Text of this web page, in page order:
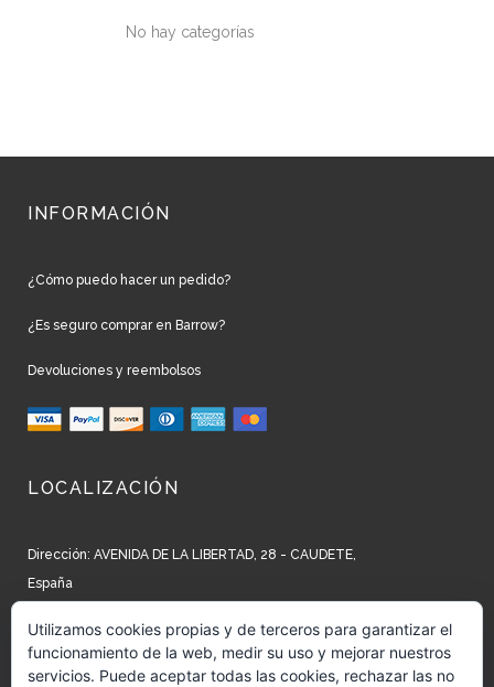
No hay categorías
INFORMACIÓN
¿Cómo puedo hacer un pedido?
¿Es seguro comprar en Barrow?
Devoluciones y reembolsos
LOCALIZACIÓN
Dirección: AVENIDA DE LA LIBERTAD, 28 - CAUDETE,
España
Teléfono: +34 965 827 250
Email: info@barrow.es
Utilizamos cookies propias y de terceros para garantizar el
funcionamiento de la web, medir su uso y mejorar nuestros
servicios. Puede aceptar todas las cookies, rechazar las no